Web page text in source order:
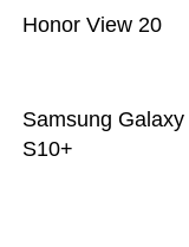
Samsung Galaxy
S10+
Honor View 20